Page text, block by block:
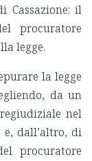
il
procuratore
legge.
la legge
da un
nel
e, dall’altro, di
procuratore